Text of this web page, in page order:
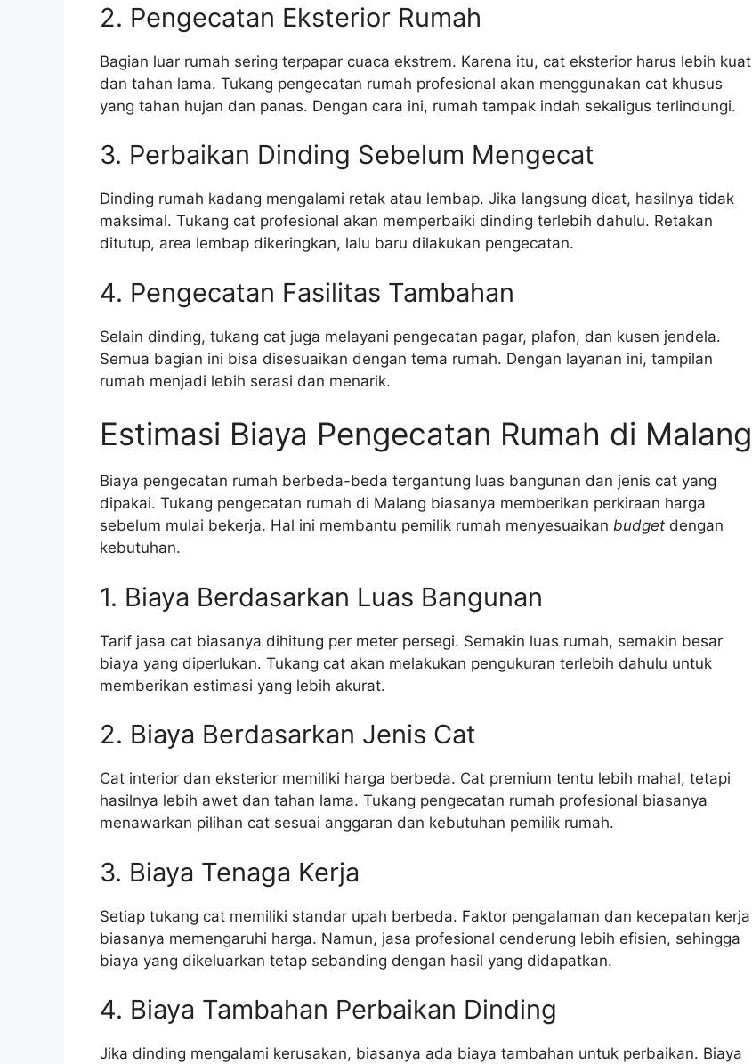
2. Pengecatan Eksterior Rumah
Bagian luar rumah sering terpapar cuaca ekstrem. Karena itu, cat eksterior harus lebih kuat
dan tahan lama. Tukang pengecatan rumah profesional akan menggunakan cat khusus
yang tahan hujan dan panas. Dengan cara ini, rumah tampak indah sekaligus terlindungi.
3. Perbaikan Dinding Sebelum Mengecat
Dinding rumah kadang mengalami retak atau lembap. Jika langsung dicat, hasilnya tidak
maksimal. Tukang cat profesional akan memperbaiki dinding terlebih dahulu. Retakan
ditutup, area lembap dikeringkan, lalu baru dilakukan pengecatan.
4. Pengecatan Fasilitas Tambahan
Selain dinding, tukang cat juga melayani pengecatan pagar, plafon, dan kusen jendela.
Semua bagian ini bisa disesuaikan dengan tema rumah. Dengan layanan ini, tampilan
rumah menjadi lebih serasi dan menarik.
Estimasi Biaya Pengecatan Rumah di Malang
Biaya pengecatan rumah berbeda-beda tergantung luas bangunan dan jenis cat yang
dipakai. Tukang pengecatan rumah di Malang biasanya memberikan perkiraan harga
sebelum mulai bekerja. Hal ini membantu pemilik rumah menyesuaikan budget dengan
kebutuhan.
1. Biaya Berdasarkan Luas Bangunan
Tarif jasa cat biasanya dihitung per meter persegi. Semakin luas rumah, semakin besar
biaya yang diperlukan. Tukang cat akan melakukan pengukuran terlebih dahulu untuk
memberikan estimasi yang lebih akurat.
2. Biaya Berdasarkan Jenis Cat
Cat interior dan eksterior memiliki harga berbeda. Cat premium tentu lebih mahal, tetapi
hasilnya lebih awet dan tahan lama. Tukang pengecatan rumah profesional biasanya
menawarkan pilihan cat sesuai anggaran dan kebutuhan pemilik rumah.
3. Biaya Tenaga Kerja
Setiap tukang cat memiliki standar upah berbeda. Faktor pengalaman dan kecepatan kerja
biasanya memengaruhi harga. Namun, jasa profesional cenderung lebih efisien, sehingga
biaya yang dikeluarkan tetap sebanding dengan hasil yang didapatkan.
4. Biaya Tambahan Perbaikan Dinding
Jika dinding mengalami kerusakan, biasanya ada biaya tambahan untuk perbaikan. Biaya